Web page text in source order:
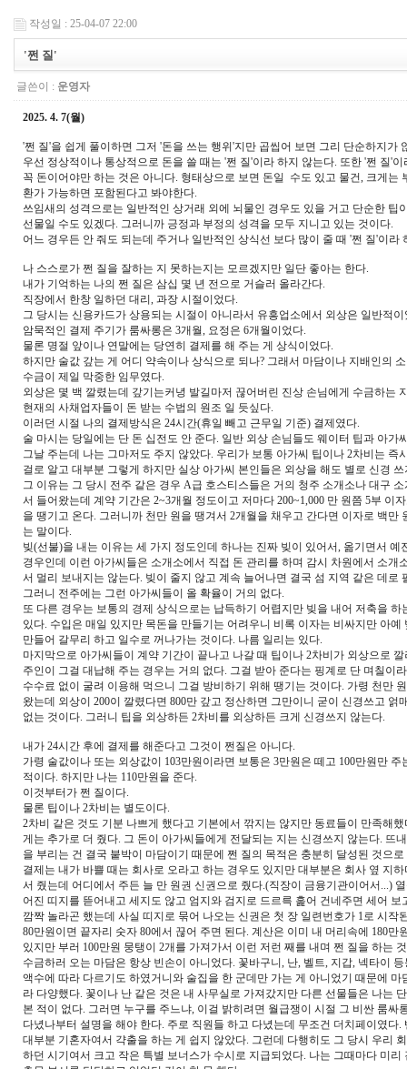
작성일 : 25-04-07 22:00
'쩐 질'
글쓴이 : 운영자
2025. 4. 7(월)
'쩐 질'을 쉽게 풀이하면 그저 '돈을 쓰는 행위'지만 곱씹어 보면 그리 단순하지가
우선 정상적이나 통상적으로 돈을 쓸 때는 '쩐 질'이라 하지 않는다. 또한 '쩐 질'
꼭 돈이어야만 하는 것은 아니다. 형태상으로 보면 돈일 수도 있고 물건, 크게는
환가 가능하면 포함된다고 봐야한다.
쓰임새의 성격으로는 일반적인 상거래 외에 뇌물인 경우도 있을 거고 단순한 팁
선물일 수도 있겠다. 그러니까 긍정과 부정의 성격을 모두 지니고 있는 것이다.
어느 경우든 안 줘도 되는데 주거나 일반적인 상식선 보다 많이 줄 때 '쩐 질'이라
나 스스로가 쩐 질을 잘하는 지 못하는지는 모르겠지만 일단 좋아는 한다.
내가 기억하는 나의 쩐 질은 삼십 몇 년 전으로 거슬러 올라간다.
직장에서 한창 일하던 대리, 과장 시절이었다.
그 당시는 신용카드가 상용되는 시절이 아니라서 유흥업소에서 외상은 일반적
암묵적인 결제 주기가 룸싸롱은 3개월, 요정은 6개월이었다.
물론 명절 앞이나 연말에는 당연히 결제를 해 주는 게 상식이었다.
하지만 술값 갚는 게 어디 약속이나 상식으로 되나? 그래서 마담이나 지배인의
수금이 제일 막중한 임무였다.
외상은 몇 백 깔렸는데 갚기는커녕 발길마저 끊어버린 진상 손님에게 수금하는
현재의 사채업자들이 돈 받는 수법의 원조 일 듯싶다.
이러던 시절 나의 결제방식은 24시간(휴일 빼고 근무일 기준) 결제였다.
술 마시는 당일에는 단 돈 십전도 안 준다. 일반 외상 손님들도 웨이터 팁과 아가
그날 주는데 나는 그마저도 주지 않았다. 우리가 보통 아가씨 팁이나 2차비는 즉
걸로 알고 대부분 그렇게 하지만 실상 아가씨 본인들은 외상을 해도 별로 신경
그 이유는 그 당시 전주 같은 경우 A급 호스티스들은 거의 청주 소개소나 대구
서 들어왔는데 계약 기간은 2~3개월 정도이고 저마다 200~1,000 만 원쯤 5부 이
을 땡기고 온다. 그러니까 천만 원을 땡겨서 2개월을 채우고 간다면 이자로 백만
는 말이다.
빚(선불)을 내는 이유는 세 가지 정도인데 하나는 진짜 빚이 있어서, 옮기면서 예
경우인데 이런 아가씨들은 소개소에서 직접 돈 관리를 하며 감시 차원에서 소개
서 멀리 보내지는 않는다. 빚이 줄지 않고 계속 늘어나면 결국 섬 지역 같은 데로
그러니 전주에는 그런 아가씨들이 올 확율이 거의 없다.
또 다른 경우는 보통의 경제 상식으로는 납득하기 어렵지만 빚을 내어 저축을
있다. 수입은 매일 있지만 목돈을 만들기는 어려우니 비록 이자는 비싸지만 아
만들어 갈무리 하고 일수로 꺼나가는 것이다. 나름 일리는 있다.
마지막으로 아가씨들이 계약 기간이 끝나고 나갈 때 팁이나 2차비가 외상으로
주인이 그걸 대납해 주는 경우는 거의 없다. 그걸 받아 준다는 핑계로 단 며칠이
수수료 없이 굴려 이용해 먹으니 그걸 방비하기 위해 땡기는 것이다. 가령 천만
왔는데 외상이 200이 깔렸다면 800만 갚고 정산하면 그만이니 굳이 신경쓰고 얽
없는 것이다. 그러니 팁을 외상하든 2차비를 외상하든 크게 신경쓰지 않는다.
내가 24시간 후에 결제를 해준다고 그것이 쩐질은 아니다.
가령 술값이나 또는 외상값이 103만원이라면 보통은 3만원은 떼고 100만원만 주
적이다. 하지만 나는 110만원을 준다.
이것부터가 쩐 질이다.
물론 팁이나 2차비는 별도이다.
2차비 같은 것도 기분 나쁘게 했다고 기본에서 깎지는 않지만 동료들이 만족해
게는 추가로 더 줬다. 그 돈이 아가씨들에게 전달되는 지는 신경쓰지 않는다. 뜨
을 부리는 건 결국 붙박이 마담이기 때문에 쩐 질의 목적은 충분히 달성된 것으
결제는 내가 바쁠 때는 회사로 오라고 하는 경우도 있지만 대부분은 회사 옆 지
서 줬는데 어디에서 주든 늘 만 원권 신권으로 줬다.(직장이 금융기관이어서...)
어진 띠지를 뜯어내고 세지도 않고 엄지와 검지로 드르륵 훑어 건네주면 세어
깜짝 놀라곤 했는데 사실 띠지로 묶어 나오는 신권은 첫 장 일련번호가 1로 시작
80만원이면 끝자리 숫자 80에서 끊어 주면 된다. 계산은 이미 내 머리속에 180만
있지만 부러 100만원 뭉탱이 2개를 가져가서 이런 저런 째를 내며 쩐 질을 하는
수금하러 오는 마담은 항상 빈손이 아니었다. 꽃바구니, 난, 벨트, 지갑, 넥타이
액수에 따라 다르기도 하였거니와 술집을 한 군데만 가는 게 아니었기 때문에 마
라 다양했다. 꽃이나 난 같은 것은 내 사무실로 가져갔지만 다른 선물들은 나는
본 적이 없다. 그러면 누구를 주느냐, 이걸 밝히려면 월급쟁이 시절 그 비싼 룸싸
다녔나부터 설명을 해야 한다. 주로 직원들 하고 다녔는데 무조건 더치페이였다
대부분 기혼자여서 갹출을 하는 게 쉽지 않았다. 그런데 다행히도 그 당시 우리
하던 시기여서 크고 작은 특별 보너스가 수시로 지급되었다. 나는 그때마다 미